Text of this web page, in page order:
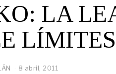
LA
LÍMITES
8 abril, 2011